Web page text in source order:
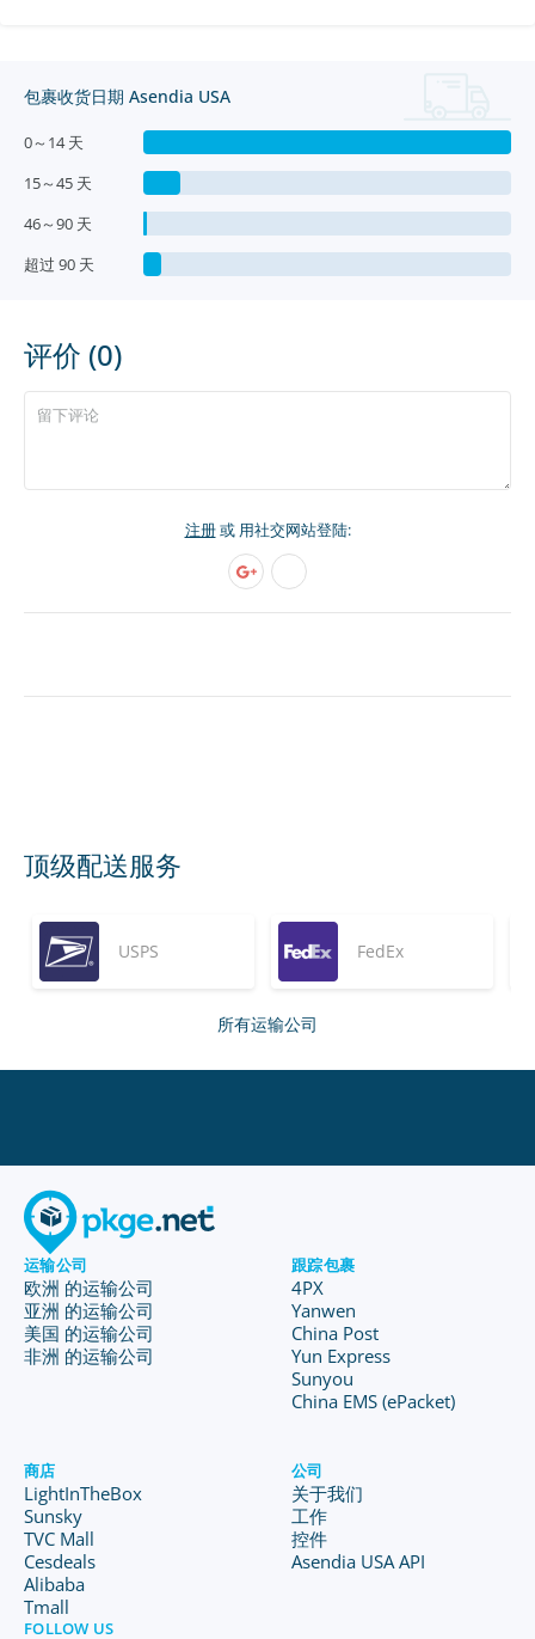
包裹收货日期 Asendia USA
0～14 天
15～45 天
46～90 天
超过 90 天
评价 (0)
注册或 用社交网站登陆:
顶级配送服务
USPS FedEx
所有运输公司
运输公司
欧洲 的运输公司
亚洲 的运输公司
美国 的运输公司
非洲 的运输公司
跟踪包裹
4PX
Yanwen
China Post
Yun Express
Sunyou
China EMS (ePacket)
商店
LightInTheBox
Sunsky
TVC Mall
Cesdeals
Alibaba
Tmall
公司
关于我们
工作
控件
Asendia USA API
FOLLOW US